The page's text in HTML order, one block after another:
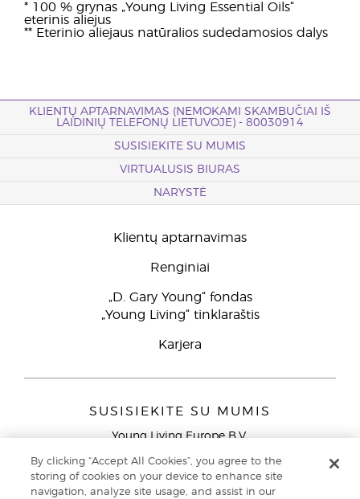
* 100 % grynas „Young Living Essential Oils“
eterinis aliejus
** Eterinio aliejaus natūralios sudedamosios dalys
KLIENTŲ APTARNAVIMAS (NEMOKAMI SKAMBUČIAI IŠ
LAIDINIŲ TELEFONŲ LIETUVOJE) - 80030914
SUSISIEKITE SU MUMIS
VIRTUALUSIS BIURAS
NARYSTĖ
Klientų aptarnavimas
Renginiai
„D. Gary Young“ fondas
„Young Living“ tinklaraštis
Karjera
SUSISIEKITE SU MUMIS
Young Living Europe B.V.
9727 AJ Groningen
By clicking “Accept All Cookies”, you agree to the
storing of cookies on your device to enhance site
navigation, analyze site usage, and assist in our